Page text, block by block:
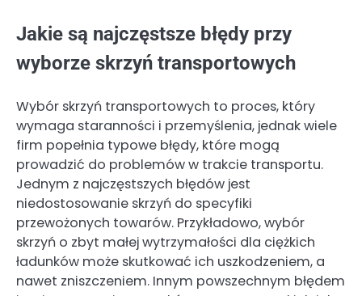
Jakie są najczęstsze błędy przy
wyborze skrzyń transportowych
Wybór skrzyń transportowych to proces, który
wymaga staranności i przemyślenia, jednak wiele
firm popełnia typowe błędy, które mogą
prowadzić do problemów w trakcie transportu.
Jednym z najczęstszych błędów jest
niedostosowanie skrzyń do specyfiki
przewożonych towarów. Przykładowo, wybór
skrzyń o zbyt małej wytrzymałości dla ciężkich
ładunków może skutkować ich uszkodzeniem, a
nawet zniszczeniem. Innym powszechnym błędem